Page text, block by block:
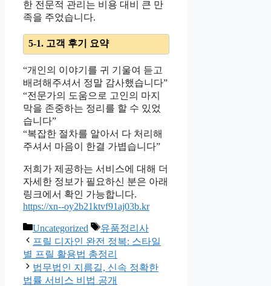
한 전문적 관리는 비용 대비 큰 만
족을 주었습니다.
5-1. 고객 후기 요약
“개인의 이야기를 귀 기울여 듣고
배려해주셔서 정말 감사했습니다”
“전문가의 도움으로 고인의 마지
막을 존중하는 정리를 할 수 있었
습니다”
“복잡한 절차를 알아서 다 처리해
주셔서 마음이 한결 가볍습니다”
저희가 제공하는 서비스에 대해 더
자세한 정보가 필요하신 분은 아래
링크에서 확인 가능합니다.
https://xn--oy2b21ktvf91aj03b.kr
Categories
Uncategorized Tags
유품정리사
프릴 디자인 완전 정복: 스타일
별 프릴 활용법 총정리
법무법인 지름길, 신속 정확한
법률 서비스 비법 공개